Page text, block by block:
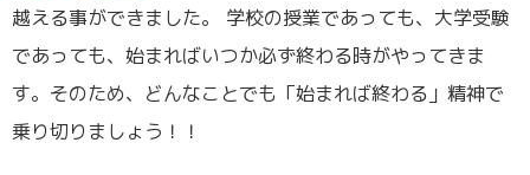
越える事ができました。 学校の授業であっても、大学受験
であっても、始まればいつか必ず終わる時がやってきま
す。そのため、どんなことでも「始まれば終わる」精神で
乗り切りましょう！！